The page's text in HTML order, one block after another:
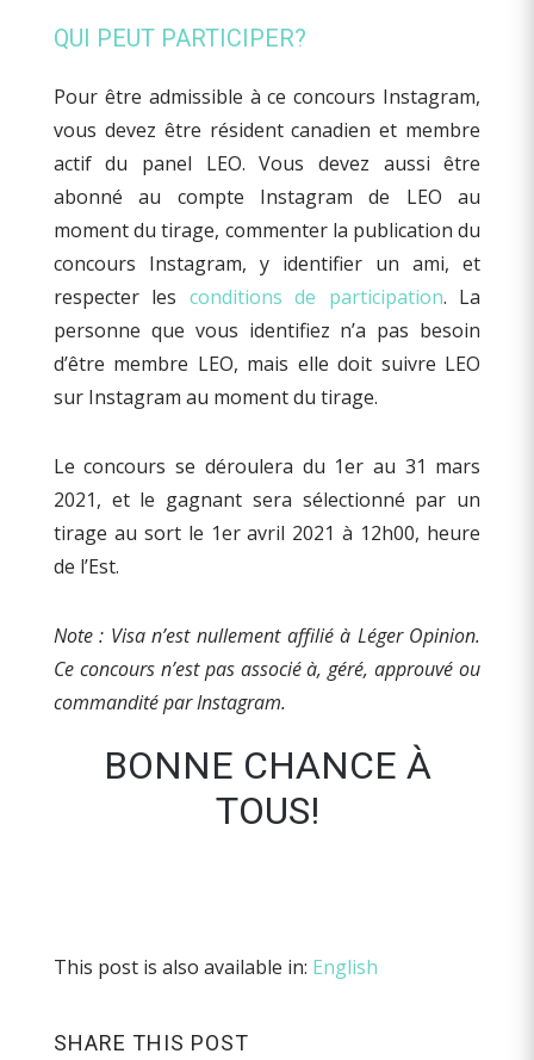
QUI PEUT PARTICIPER?
Pour être admissible à ce concours Instagram,
vous devez être résident canadien et membre
actif du panel LEO. Vous devez aussi être
abonné au compte Instagram de LEO au
moment du tirage, commenter la publication du
concours Instagram, y identifier un ami, et
respecter les conditions de participation. La
personne que vous identifiez n’a pas besoin
d’être membre LEO, mais elle doit suivre LEO
sur Instagram au moment du tirage.
Le concours se déroulera du 1er au 31 mars
2021, et le gagnant sera sélectionné par un
tirage au sort le 1er avril 2021 à 12h00, heure
de l’Est.
Note : Visa n’est nullement affilié à Léger Opinion.
Ce concours n’est pas associé à, géré, approuvé ou
commandité par Instagram.
BONNE CHANCE À
TOUS!
This post is also available in: English
SHARE THIS POST